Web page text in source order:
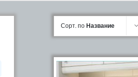
Сорт. по Название